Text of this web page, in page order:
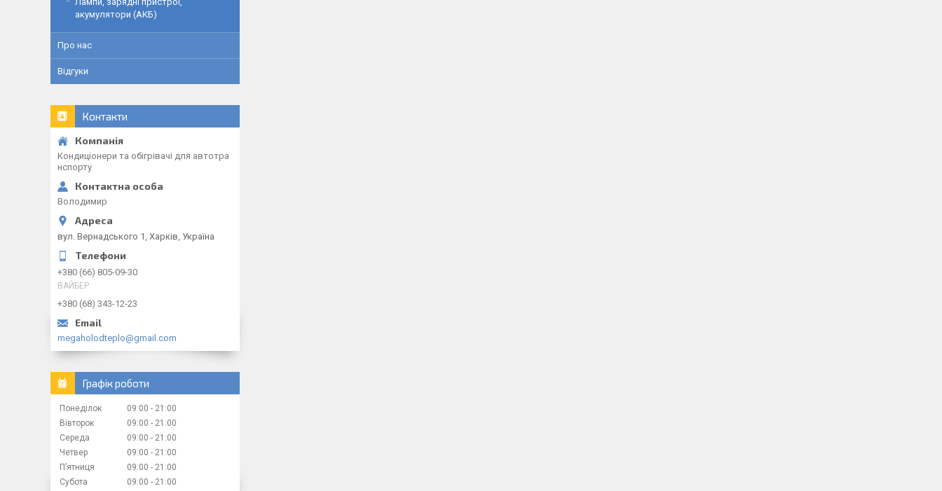
акумулятори (АКБ)
Про нас
Відгуки
Контакти
Кондиціонери та обігрівачі для автотра
нспорту
Володимир
вул. Вернадського 1, Харків, Україна
+380 (66) 805-09-30
ВАЙБЕР
+380 (68) 343-12-23
megaholodteplo@gmail.com
Графік роботи
Понеділок 09:00
21:00
Вівторок
09:00
21:00
Середа
09:00
21:00
Четвер
09:00
21:00
Пʼятниця
09:00
21:00
Субота
09:00 21:00